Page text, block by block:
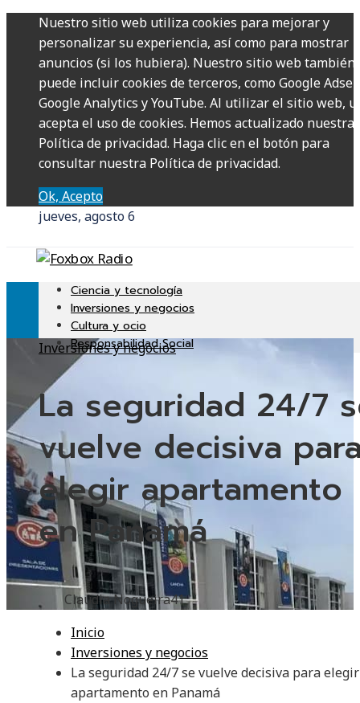
Nuestro sitio web utiliza cookies para mejorar y
personalizar su experiencia, así como para mostrar
anuncios (si los hubiera). Nuestro sitio web también
puede incluir cookies de terceros, como Google
Google Analytics y YouTube. Al utilizar el sitio web,
acepta el uso de cookies. Hemos actualizado nuestra
Política de privacidad. Haga clic en el botón para
consultar nuestra Política de privacidad.
Ok, Acepto
jueves, agosto 6
Ciencia y tecnología
Inversiones y negocios
Cultura y ocio
Responsabilidad Social
Inversiones y negocios
La seguridad 24/7
vuelve decisiva
elegir apartamento
en Panamá
Claudia Nogueira41
Inicio
Inversiones y negocios
La seguridad 24/7 se vuelve decisiva para elegir
apartamento en Panamá